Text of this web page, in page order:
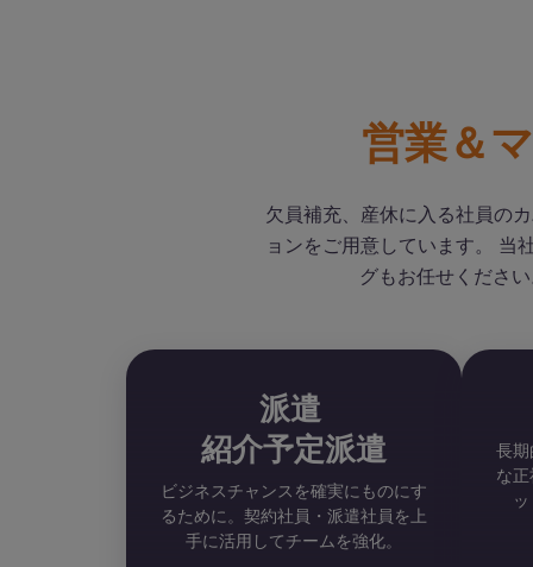
営業＆
欠員補充、産休に入る社員の
ョンをご用意しています。 当
グもお任せくださ
派遣
紹介予定派遣
ビジネスチャンスを確実にものにす
るために。契約社員・派遣社員を上
手に活用してチームを強化。
長
な